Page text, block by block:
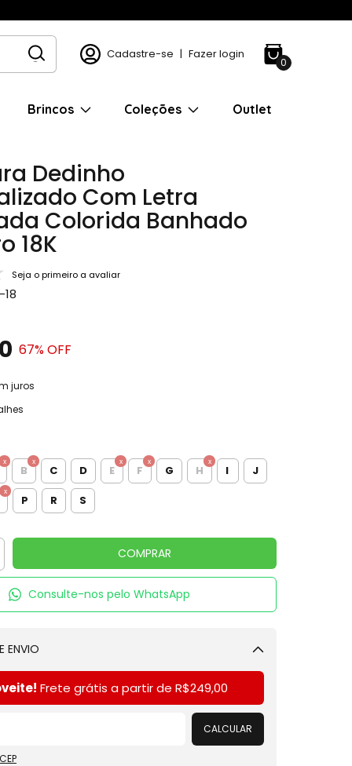
Cadastre-se | Fazer login
0
Brincos Coleções Outlet
Dedinho
Com Letra
Colorida Banhado
18K
Seja o primeiro a avaliar
18
67% OFF
juros
B C D E F G H I
J
P
R S
Consulte-nos pelo WhatsApp
ENVIO
Frete grátis a partir de R$249,00
CALCULAR